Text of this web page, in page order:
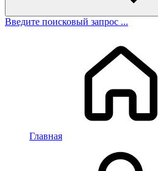
Введите поисковый запрос ...
Главная